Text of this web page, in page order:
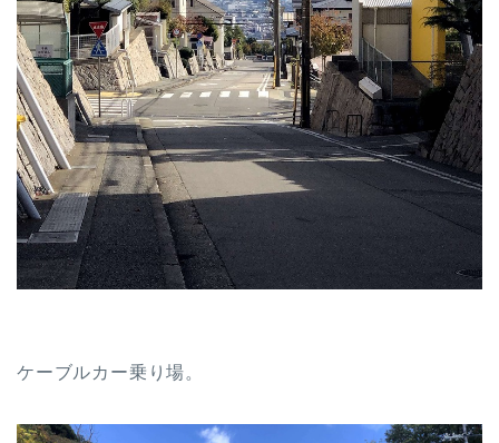
ケーブルカー乗り場。